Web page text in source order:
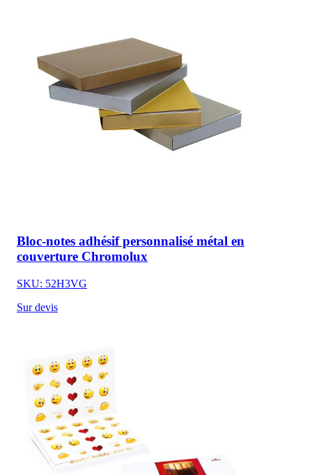
Bloc-notes adhésif personnalisé métal en
couverture Chromolux
SKU: 52H3VG
Sur devis